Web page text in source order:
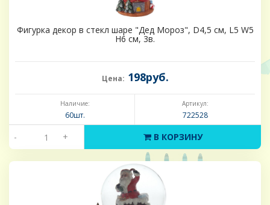
Фигурка декор в стекл шаре "Дед Мороз", D4,5 см, L5 W5
H6 см, 3в.
Цена: 198руб.
Наличие:
60шт.
Артикул:
722528
- + В КОРЗИНУ